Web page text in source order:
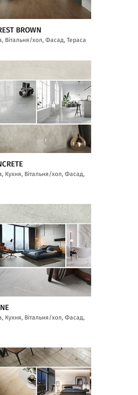
BROWN
Вітальня/хол, Фасад, Тераса
Кухня, Вітальня/хол, Фасад,
Кухня, Вітальня/хол, Фасад,